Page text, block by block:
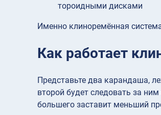
тороидными дисками
Именно клиноремённая
Как работает
Представьте два карандаша,
второй будет следовать за
большего заставит меньший